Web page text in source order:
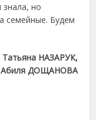
знала, но
семейные. Будем
Татьяна НАЗАРУК,
ДОЩАНОВА